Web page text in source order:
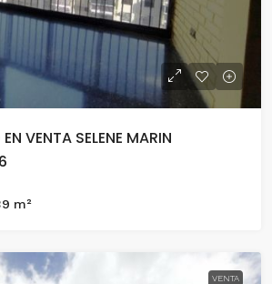
VENTA SELENE MARIN
m²
VENTA